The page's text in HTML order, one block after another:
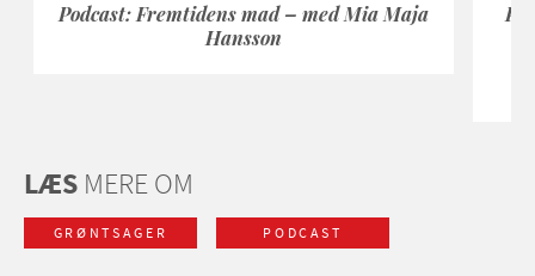
Podcast: Fremtidens mad – med Mia Maja
Hansson
LÆS MERE OM
GRØNTSAGER PODCAST